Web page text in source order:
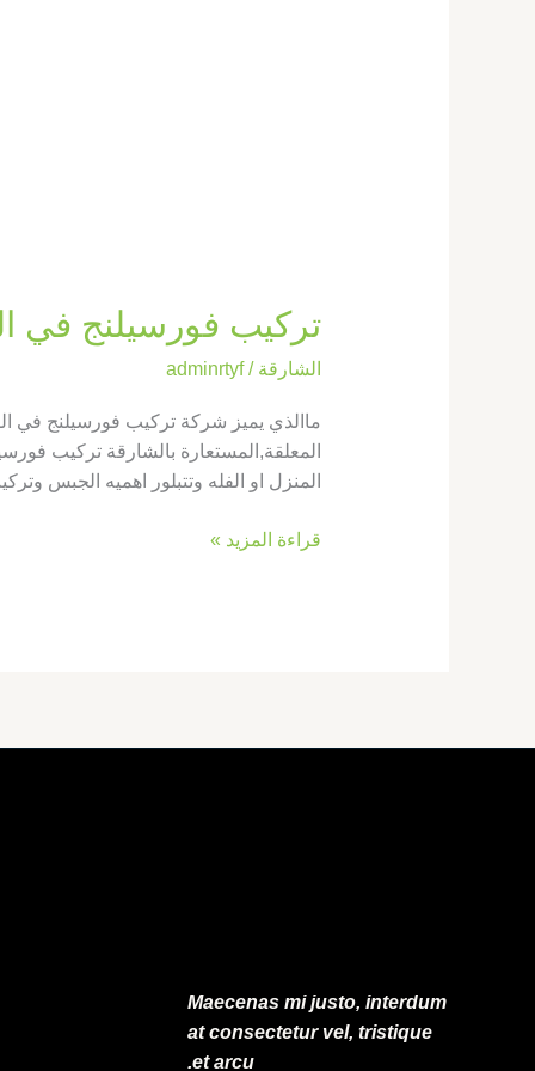
تركيب فورسيلنج في الشارقة
الشارقة /
adminrtyf
ماالذي يميز شركة تركيب فورسيلنج
المعلقة,المستعارة بالشارقة تركيب
المنزل او الفله وتتبلور اهميه الجبس
قراءة المزيد »
Maecenas mi justo, interdum
at consectetur vel, tristique
et arcu.